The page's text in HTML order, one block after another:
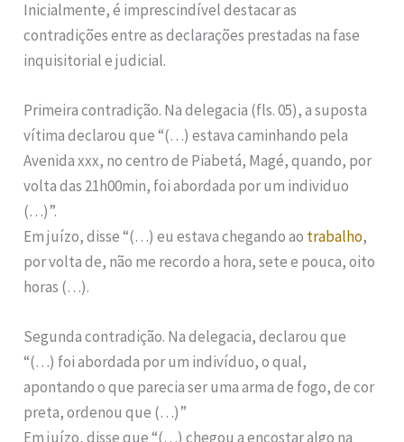
Inicialmente, é imprescindível destacar as
contradições entre as declarações prestadas na fase
inquisitorial e judicial.
Primeira contradição. Na delegacia (fls. 05), a suposta
vítima declarou que “(…) estava caminhando pela
Avenida xxx, no centro de Piabetá, Magé, quando, por
volta das 21h00min, foi abordada por um individuo
(…)”.
Em juízo, disse “(…) eu estava chegando ao trabalho,
por volta de, não me recordo a hora, sete e pouca, oito
horas (…).
Segunda contradição. Na delegacia, declarou que
“(…) foi abordada por um indivíduo, o qual,
apontando o que parecia ser uma arma de fogo, de cor
preta, ordenou que (…)”
Em juízo, disse que “(…) chegou a encostar algo na